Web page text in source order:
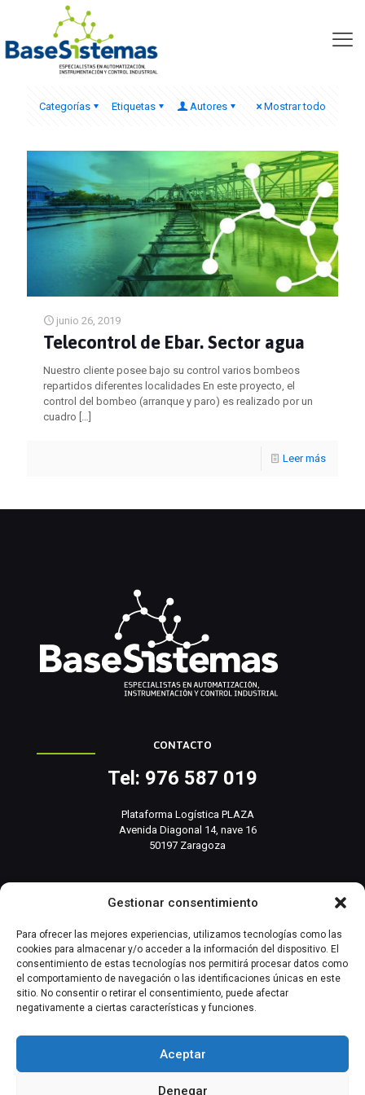
Gestionar consentimiento
Para ofrecer las mejores experiencias, utilizamos tecnologías como las
cookies para almacenar y/o acceder a la información del dispositivo. El
consentimiento de estas tecnologías nos permitirá procesar datos como
el comportamiento de navegación o las identificaciones únicas en este
sitio. No consentir o retirar el consentimiento, puede afectar
negativamente a ciertas características y funciones.
Aceptar
Denegar
Categorías Etiquetas Autores Mostrar todo
junio 26, 2019
Telecontrol de Ebar. Sector agua
Nuestro cliente posee bajo su control varios bombeos
repartidos diferentes localidades En este proyecto, el
control del bombeo (arranque y paro) es realizado por un
cuadro […]
Leer más
CONTACTO
Tel: 976 587 019
Plataforma Logística PLAZA
Avenida Diagonal 14, nave 16
50197 Zaragoza
INFORMACIÓN RELEVANTE
Producto
Automatización Industrial